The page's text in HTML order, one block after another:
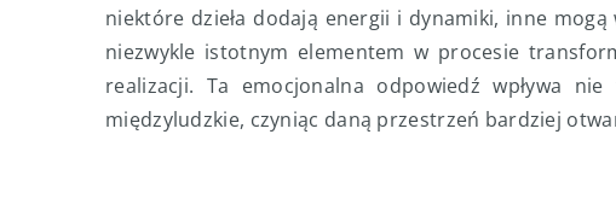
niektóre dzieła dodają energii i dynamiki, inne
niezwykle istotnym elementem w procesie
realizacji. Ta emocjonalna odpowiedź wpływa
międzyludzkie, czyniąc daną przestrzeń bardziej